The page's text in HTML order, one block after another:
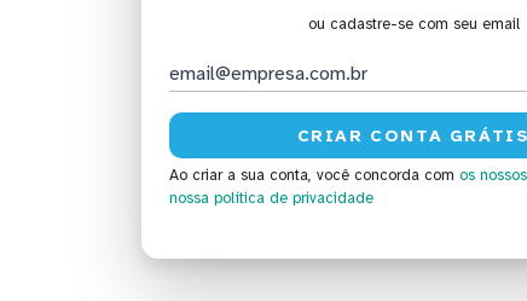
ou cadastre-se com seu email
Ao criar a sua conta, você concorda com os
nossa política de privacidade